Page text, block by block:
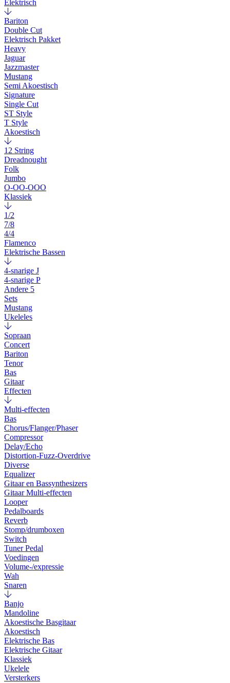
Elektrisch
Bariton
Double Cut
Elektrisch Pakket
Heavy
Jaguar
Jazzmaster
Mustang
Semi Akoestisch
Signature
Single Cut
ST Style
T Style
Akoestisch
12 String
Dreadnought
Folk
Jumbo
O-OO-OOO
Klassiek
1/2
7/8
4/4
Flamenco
Elektrische Bassen
4-snarige J
4-snarige P
Andere 5
Sets
Mustang
Ukeleles
Sopraan
Concert
Bariton
Tenor
Bas
Gitaar
Effecten
Multi-effecten
Bas
Chorus/Flanger/Phaser
Compressor
Delay/Echo
Distortion-Fuzz-Overdrive
Diverse
Equalizer
Gitaar en Bassynthesizers
Gitaar Multi-effecten
Looper
Pedalboards
Reverb
Stomp/drumboxen
Switch
Tuner Pedal
Voedingen
Volume-/expressie
Wah
Snaren
Banjo
Mandoline
Akoestische Basgitaar
Akoestisch
Elektrische Bas
Elektrische Gitaar
Klassiek
Ukelele
Versterkers